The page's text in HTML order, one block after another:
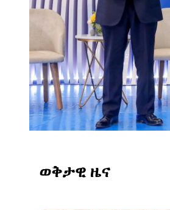
ወቅታዊ ዜና